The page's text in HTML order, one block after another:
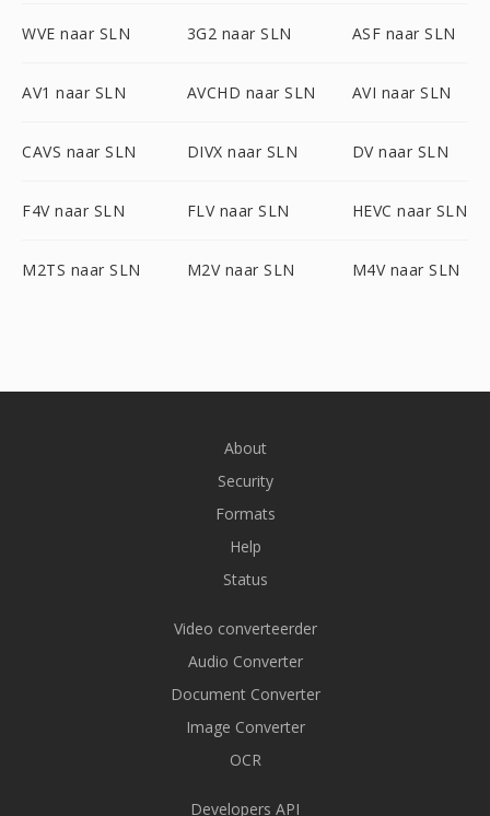
WVE naar SLN 3G2 naar SLN ASF naar SLN
AV1 naar SLN AVCHD naar SLN AVI naar SLN
CAVS naar SLN DIVX naar SLN DV naar SLN
F4V naar SLN FLV naar SLN HEVC naar SLN
M2TS naar SLN M2V naar SLN M4V naar SLN
About
Security
Formats
Help
Status
Video converteerder
Audio Converter
Document Converter
Image Converter
OCR
Developers API